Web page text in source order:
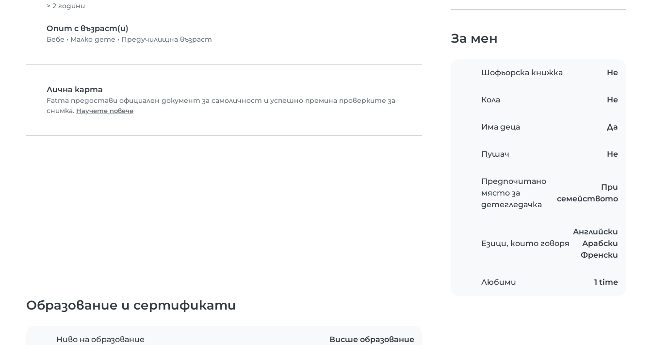
> 2 години
Опит с възраст(и)
Бебе • Малко дете • Предучилищна възраст
Лична карта
Fatma предостави официален документ за самоличност и успешно премина проверките за
снимка. Научете повече
За мен
Шофьорска книжка Не
Кола Не
Има деца Да
Пушач Не
Предпочитано
място за
детегледачка
При
семейството
Езици, които говоря
Английски
Арабски
Френски
Любими 1 time
Образование и сертификати
Ниво на образование Висше образование